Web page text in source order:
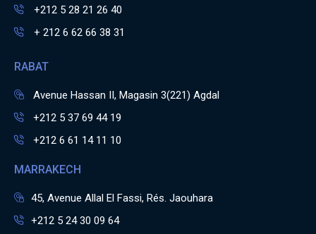
+212 5 28 21 26 40
+ 212 6 62 66 38 31
RABAT
Avenue Hassan II, Magasin 3(221) Agdal
+212 5 37 69 44 19
+212 6 61 14 11 10
MARRAKECH
45, Avenue Allal El Fassi, Rés. Jaouhara
+212 5 24 30 09 64